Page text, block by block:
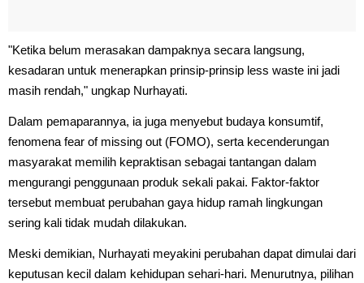
"Ketika belum merasakan dampaknya secara langsung,
kesadaran untuk menerapkan prinsip-prinsip less waste ini jadi
masih rendah," ungkap Nurhayati.
Dalam pemaparannya, ia juga menyebut budaya konsumtif,
fenomena fear of missing out (FOMO), serta kecenderungan
masyarakat memilih kepraktisan sebagai tantangan dalam
mengurangi penggunaan produk sekali pakai. Faktor-faktor
tersebut membuat perubahan gaya hidup ramah lingkungan
sering kali tidak mudah dilakukan.
Meski demikian, Nurhayati meyakini perubahan dapat dimulai dari
keputusan kecil dalam kehidupan sehari-hari. Menurutnya, pilihan